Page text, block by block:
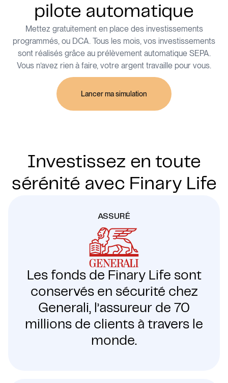
pilote automatique
Mettez gratuitement en place des investissements
programmés, ou DCA. Tous les mois, vos investissements
sont réalisés grâce au prélèvement automatique SEPA.
Vous n’avez rien à faire, votre argent travaille pour vous.
Lancer ma simulation
Investissez en toute
sérénité avec Finary Life
ASSURÉ
Les fonds de Finary Life sont
conservés en sécurité chez
Generali, l’assureur de 70
millions de clients à travers le
monde.